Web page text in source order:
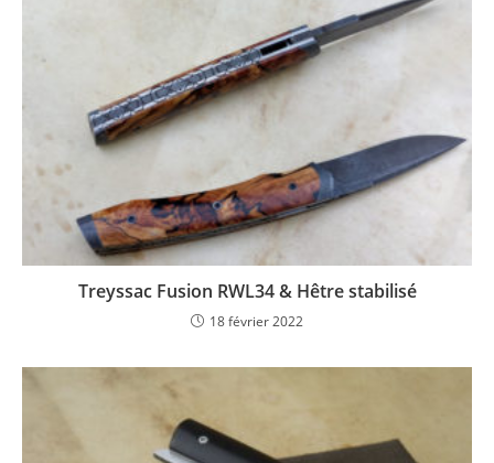
Treyssac Fusion RWL34 & Hêtre stabilisé
18 février 2022